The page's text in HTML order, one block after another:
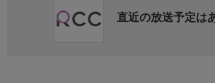
直近の放送予定は